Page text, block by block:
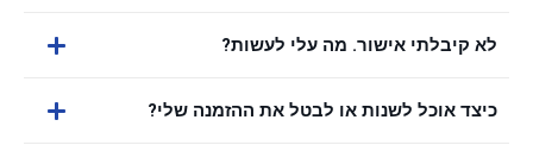
לא קיבלתי אישור. מה עלי לעשות?
כיצד אוכל לשנות או לבטל את ההזמנה שלי?